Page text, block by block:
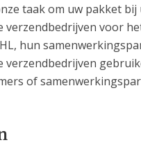
taak om uw pakket
voor
hun
of